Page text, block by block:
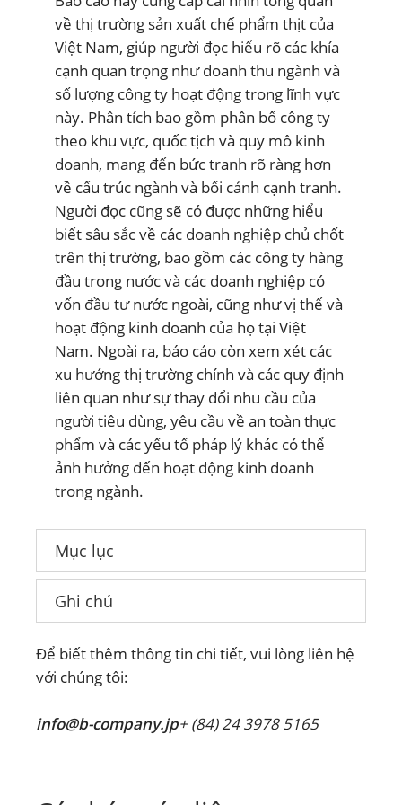
về thị trường sản xuất chế phẩm thịt của
Việt Nam, giúp người đọc hiểu rõ các khía
cạnh quan trọng như doanh thu ngành và
số lượng công ty hoạt động trong lĩnh vực
này. Phân tích bao gồm phân bố công ty
theo khu vực, quốc tịch và quy mô kinh
doanh, mang đến bức tranh rõ ràng hơn
về cấu trúc ngành và bối cảnh cạnh tranh.
Người đọc cũng sẽ có được những hiểu
biết sâu sắc về các doanh nghiệp chủ chốt
trên thị trường, bao gồm các công ty hàng
đầu trong nước và các doanh nghiệp có
vốn đầu tư nước ngoài, cũng như vị thế và
hoạt động kinh doanh của họ tại Việt
Nam. Ngoài ra, báo cáo còn xem xét các
xu hướng thị trường chính và các quy định
liên quan như sự thay đổi nhu cầu của
người tiêu dùng, yêu cầu về an toàn thực
phẩm và các yếu tố pháp lý khác có thể
ảnh hưởng đến hoạt động kinh doanh
trong ngành.
Mục lục
Ghi chú
Để biết thêm thông tin chi tiết, vui lòng liên hệ
với chúng tôi:
info@b-company.jp+ (84) 24 3978 5165